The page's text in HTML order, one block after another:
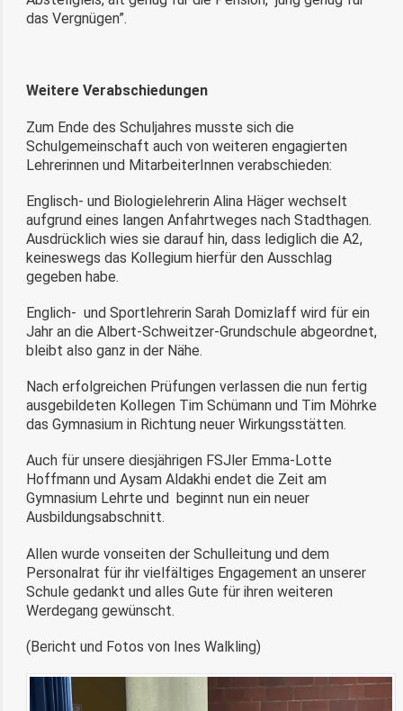
das Vergnügen”.
Weitere Verabschiedungen
Zum Ende des Schuljahres musste sich die
Schulgemeinschaft auch von weiteren engagierten
Lehrerinnen und MitarbeiterInnen verabschieden:
Englisch- und Biologielehrerin Alina Häger wechselt
aufgrund eines langen Anfahrtweges nach Stadthagen.
Ausdrücklich wies sie darauf hin, dass lediglich die A2,
keineswegs das Kollegium hierfür den Ausschlag
gegeben habe.
Englich- und Sportlehrerin Sarah Domizlaff wird für ein
Jahr an die Albert-Schweitzer-Grundschule abgeordnet,
bleibt also ganz in der Nähe.
Nach erfolgreichen Prüfungen verlassen die nun fertig
ausgebildeten Kollegen Tim Schümann und Tim Möhrke
das Gymnasium in Richtung neuer Wirkungsstätten.
Auch für unsere diesjährigen FSJler Emma-Lotte
Hoffmann und Aysam Aldakhi endet die Zeit am
Gymnasium Lehrte und beginnt nun ein neuer
Ausbildungsabschnitt.
Allen wurde vonseiten der Schulleitung und dem
Personalrat für ihr vielfältiges Engagement an unserer
Schule gedankt und alles Gute für ihren weiteren
Werdegang gewünscht.
(Bericht und Fotos von Ines Walkling)